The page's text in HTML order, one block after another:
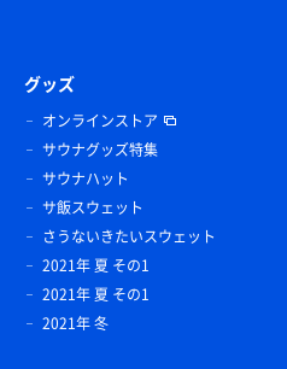
グッズ
オンラインストア
サウナグッズ特集
サウナハット
サ飯スウェット
さうないきたいスウェット
2021年 夏 その1
2021年 夏 その1
2021年 冬